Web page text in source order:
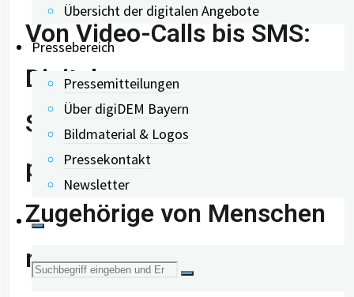
Übersicht der digitalen Angebote
Pressebereich
Pressemitteilungen
Über digiDEM Bayern
Bildmaterial & Logos
Pressekontakt
Newsletter
Suche
Von Video-Calls bis SMS:
Digitale
Schulungsangebote für
pflegende An- und
Zugehörige von Menschen
mit Demenz